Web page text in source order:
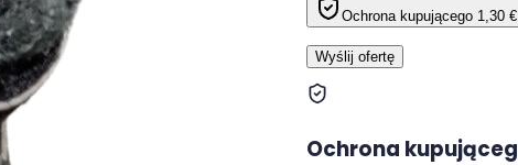
Ochrona kupującego 1,30 €
Ochrona
Wyślij ofertę